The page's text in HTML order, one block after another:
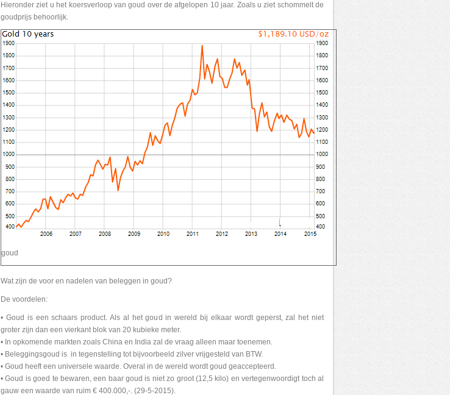
Hieronder ziet u het koersverloop van goud over de afgelopen 10 jaar. Zoals u ziet schommelt de
goudprijs behoorlijk.
goud
Wat zijn de voor en nadelen van beleggen in goud?
De voordelen:
• Goud is een schaars product. Als al het goud in wereld bij elkaar wordt geperst, zal het niet
groter zijn dan een vierkant blok van 20 kubieke meter.
• In opkomende markten zoals China en India zal de vraag alleen maar toenemen.
• Beleggingsgoud is in tegenstelling tot bijvoorbeeld zilver vrijgesteld van BTW.
• Goud heeft een universele waarde. Overal in de wereld wordt goud geaccepteerd.
• Goud is goed te bewaren, een baar goud is niet zo groot (12,5 kilo) en vertegenwoordigt toch al
gauw een waarde van ruim € 400.000,-. (29-5-2015).